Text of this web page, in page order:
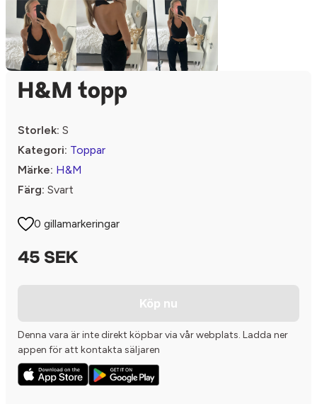
H&M topp
Storlek: S
Kategori: Toppar
Märke: H&M
Färg: Svart
0 gillamarkeringar
45 SEK
Köp nu
Denna vara är inte direkt köpbar via vår webplats. Ladda ner
appen för att kontakta säljaren